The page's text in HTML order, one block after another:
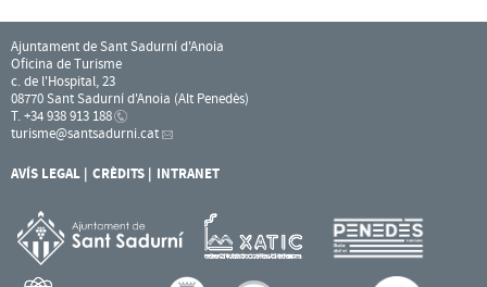
Ajuntament de Sant Sadurní d'Anoia
Oficina de Turisme
c. de l'Hospital, 23
08770 Sant Sadurní d'Anoia (Alt Penedès)
T. +34 938 913 188
turisme@santsadurni.cat
AVÍS LEGAL CRÈDITS INTRANET